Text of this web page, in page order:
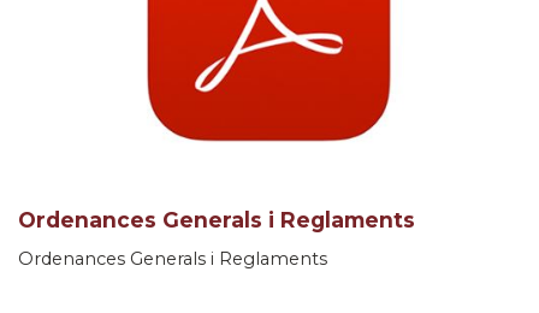
Ordenances Generals i Reglaments
Ordenances Generals i Reglaments